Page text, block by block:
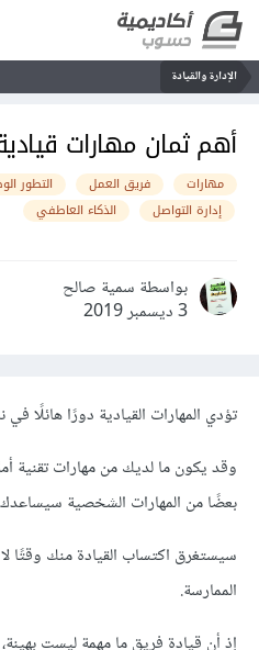
الإدارة والقيادة
أهم ثمان مهارات
مهارات فريق العمل التطور
إدارة التواصل
الذكاء العاطفي
بواسطة سمية صالح
3 ديسمبر 2019
تؤدي المهارات القيادية دورًا هائلًا في
وقد يكون ما لديك من مهارات تقنية
بعضًا من المهارات الشخصية
سيستغرق اكتساب القيادة منك وقتًا
الممارسة.
إذ أن قيادة فريق ما مهمة ليست